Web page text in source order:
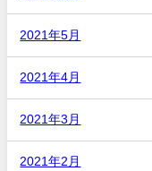
2021年5月
2021年4月
2021年3月
2021年2月